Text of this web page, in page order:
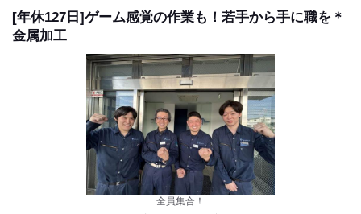
[年休127日]ゲーム感覚の作業も！若手から手に職を＊
金属加工
全員集合！